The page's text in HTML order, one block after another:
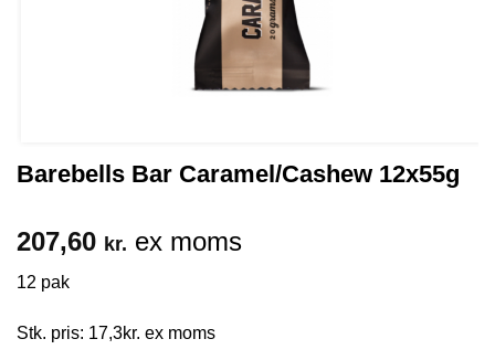
Barebells Bar Caramel/Cashew 12x55g
207,60 kr. ex moms
12 pak
Stk. pris: 17,3kr. ex moms